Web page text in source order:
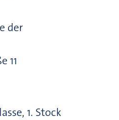
der
11
1. Stock